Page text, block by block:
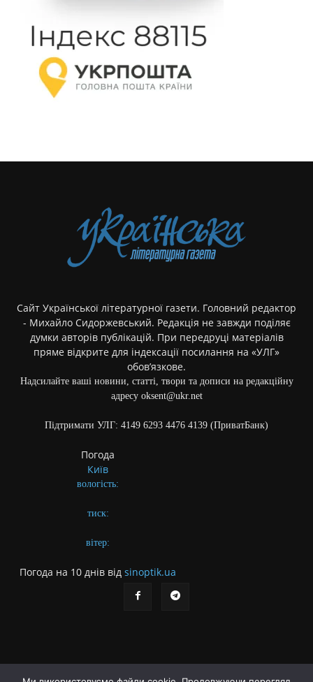
Сайт Української літературної газети. Головний редактор
- Михайло Сидоржевський. Редакція не завжди поділяє
думки авторів публікацій. При передруці матеріалів
пряме відкрите для індексації посилання на «УЛГ»
обов’язкове.
Надсилайте ваші новини, статті, твори та дописи на редакційну
адресу oksent@ukr.net
Підтримати УЛГ: 4149 6293 4476 4139 (ПриватБанк)
Погода
Київ
вологість:
тиск:
вітер:
Погода на 10 днів від sinoptik.ua